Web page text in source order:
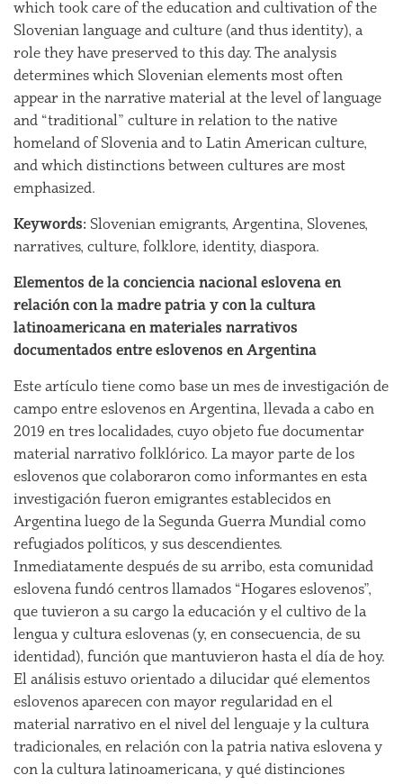
which took care of the education and cultivation of the
Slovenian language and culture (and thus identity), a
role they have preserved to this day. The analysis
determines which Slovenian elements most often
appear in the narrative material at the level of language
and “traditional” culture in relation to the native
homeland of Slovenia and to Latin American culture,
and which distinctions between cultures are most
emphasized.
Keywords: Slovenian emigrants, Argentina, Slovenes,
narratives, culture, folklore, identity, diaspora.
Elementos de la conciencia nacional eslovena en
relación con la madre patria y con la cultura
latinoamericana en materiales narrativos
documentados entre eslovenos en Argentina
Este artículo tiene como base un mes de investigación de
campo entre eslovenos en Argentina, llevada a cabo en
2019 en tres localidades, cuyo objeto fue documentar
material narrativo folklórico. La mayor parte de los
eslovenos que colaboraron como informantes en esta
investigación fueron emigrantes establecidos en
Argentina luego de la Segunda Guerra Mundial como
refugiados políticos, y sus descendientes.
Inmediatamente después de su arribo, esta comunidad
eslovena fundó centros llamados “Hogares eslovenos”,
que tuvieron a su cargo la educación y el cultivo de la
lengua y cultura eslovenas (y, en consecuencia, de su
identidad), función que mantuvieron hasta el día de hoy.
El análisis estuvo orientado a dilucidar qué elementos
eslovenos aparecen con mayor regularidad en el
material narrativo en el nivel del lenguaje y la cultura
tradicionales, en relación con la patria nativa eslovena y
con la cultura latinoamericana, y qué distinciones